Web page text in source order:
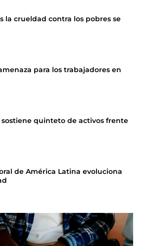
la crueldad contra los pobres se
para los trabajadores en
quinteto de activos frente
de América Latina evoluciona